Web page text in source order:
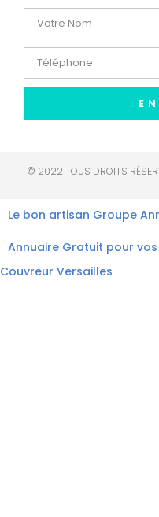
© 2022 TOUS DROITS
Le bon artisan Groupe
Annuaire Gratuit pour
Couvreur Versailles